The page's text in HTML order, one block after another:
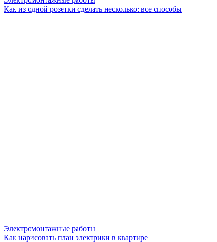
Как из одной розетки сделать несколько: все способы
Электромонтажные работы
Как нарисовать план электрики в квартире